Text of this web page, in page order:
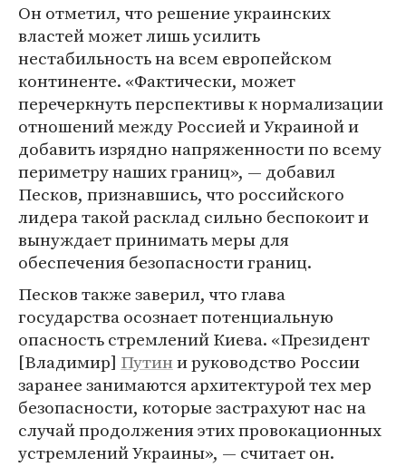
Он отметил, что решение украинских
властей может лишь усилить
нестабильность на всем европейском
континенте. «Фактически, может
перечеркнуть перспективы к нормализации
отношений между Россией и Украиной и
добавить изрядно напряженности по всему
периметру наших границ», — добавил
Песков, признавшись, что российского
лидера такой расклад сильно беспокоит и
вынуждает принимать меры для
обеспечения безопасности границ.
Песков также заверил, что глава
государства осознает потенциальную
опасность стремлений Киева. «Президент
[Владимир] Путини руководство России
заранее занимаются архитектурой тех мер
безопасности, которые застрахуют нас на
случай продолжения этих провокационных
устремлений Украины», — считает он.